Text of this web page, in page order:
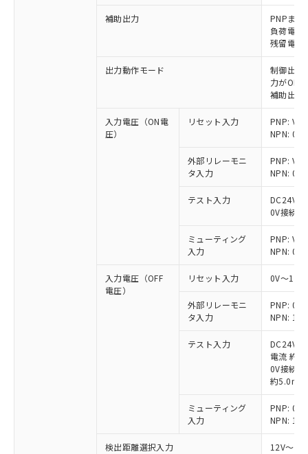
補助出力
PNPまた
負荷電流
残留電圧
出力動作モード
制御出力
力がON)
補助出力
入力電圧（ON電
圧）
リセット入力
PNP: Vs-
NPN: 0
外部リレーモニ
タ入力
PNP: Vs-
NPN: 0
テスト入力
DC24V
0V接続
ミューティング
入力
PNP: Vs-
NPN: 0
入力電圧（OFF
電圧）
リセット入力 0V～1/
外部リレーモニ
タ入力
PNP: 0V
NPN: 1/
テスト入力
DC24V
電流 約
0V接続
約5.0mA
ミューティング
入力
PNP: 0V
NPN: 1/
検出距離選択入力 12V～Vs